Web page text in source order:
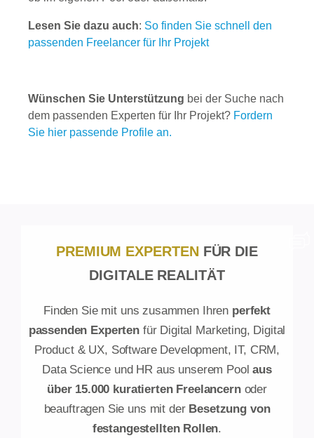
Lesen Sie dazu auch: So finden Sie schnell den
passenden Freelancer für Ihr Projekt
Wünschen Sie Unterstützung bei der Suche nach
dem passenden Experten für Ihr Projekt? Fordern
Sie hier passende Profile an.
PREMIUM EXPERTEN FÜR DIE
DIGITALE REALITÄT
Finden Sie mit uns zusammen Ihren perfekt
passenden Expertenfür Digital Marketing, Digital
Product & UX, Software Development, IT, CRM,
Data Science und HR aus unserem Poolaus
über 15.000 kuratierten Freelancernoder
beauftragen Sie uns mit der Besetzung von
festangestellten Rollen.